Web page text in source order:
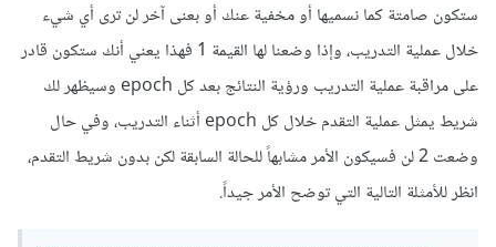
ستكون صامتة كما نسميها أو مخفية عنك أو بعنى آخر لن ترى أي شيء
خلال عملية التدريب، وإذا وضعنا لها القيمة 1 فهذا يعني أنك ستكون قادر
على مراقبة عملية التدريب ورؤية النتائج بعد كل epoch وسيظهر لك
شريط يمثل عملية التقدم خلال كل epoch أثناء التدريب، وفي حال
وضعت 2 لن فسيكون الأمر مشابهاً للحالة السابقة لكن بدون شريط التقدم،
انظر للأمثلة التالية التي توضح الأمر جيداً.